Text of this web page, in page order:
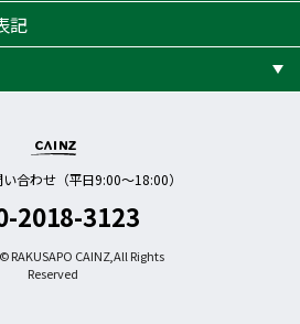
記
合わせ（平日9:00〜18:00）
2018-3123
RAKUSAPO CAINZ,All Rights
Reserved